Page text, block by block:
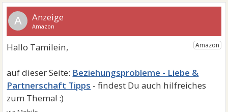
A
Beziehungsprobleme - Liebe &
Partnerschaft Tipps